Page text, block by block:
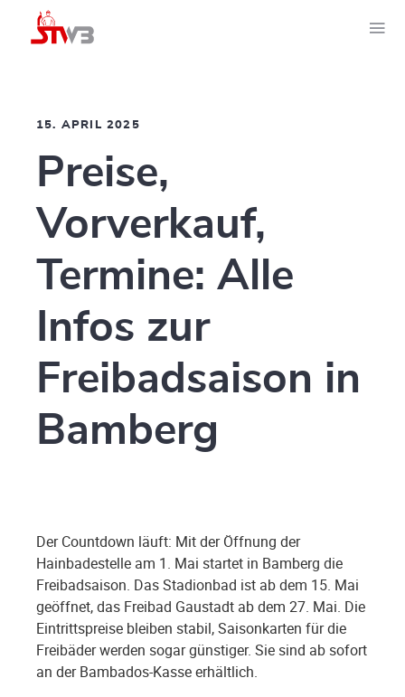
15. APRIL 2025
Preise,
Vorverkauf,
Termine: Alle
Infos zur
Freibadsaison in
Bamberg
Der Countdown läuft: Mit der Öffnung der
Hainbadestelle am 1. Mai startet in Bamberg die
Freibadsaison. Das Stadionbad ist ab dem 15. Mai
geöffnet, das Freibad Gaustadt ab dem 27. Mai. Die
Eintrittspreise bleiben stabil, Saisonkarten für die
Freibäder werden sogar günstiger. Sie sind ab sofort
an der Bambados-Kasse erhältlich.